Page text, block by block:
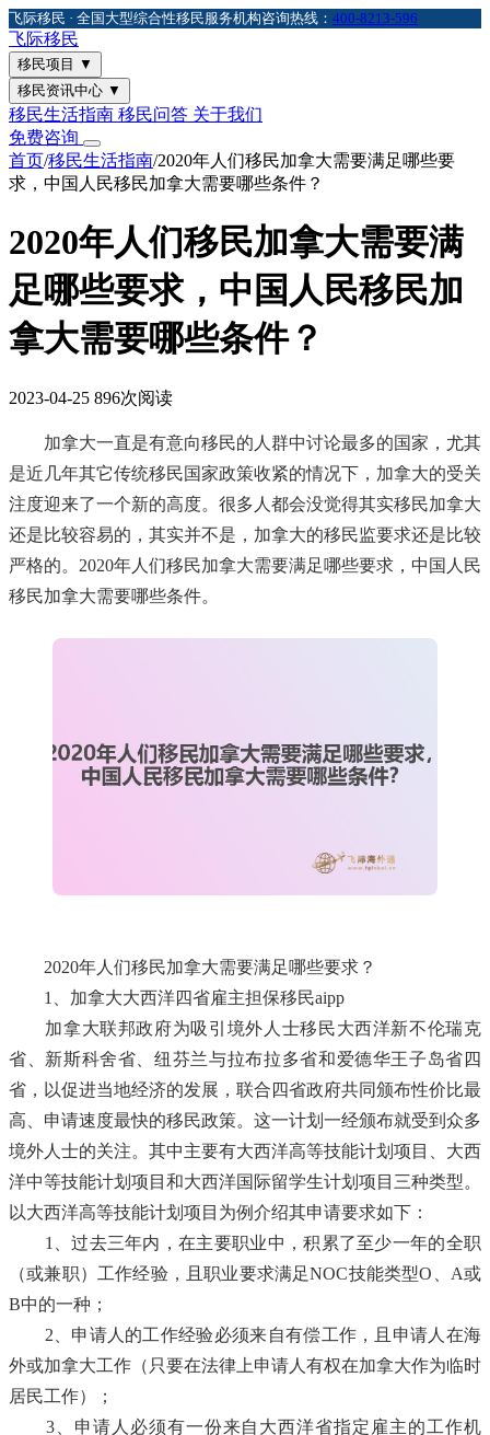
飞际移民 · 全国大型综合性移民服务机构咨询热线： 400-8213-596
飞际移民
移民项目 ▼
移民资讯中心 ▼
移民生活指南 移民问答 关于我们
免费咨询
首页/移民生活指南/2020年人们移民加拿大需要满足哪些要
求，中国人民移民加拿大需要哪些条件？
2020年人们移民加拿大需要满
足哪些要求，中国人民移民加
拿大需要哪些条件？
2023-04-25 896次阅读
加拿大一直是有意向移民的人群中讨论最多的国家，尤其
是近几年其它传统移民国家政策收紧的情况下，加拿大的受关
注度迎来了一个新的高度。很多人都会没觉得其实移民加拿大
还是比较容易的，其实并不是，加拿大的移民监要求还是比较
严格的。2020年人们移民加拿大需要满足哪些要求，中国人民
移民加拿大需要哪些条件。
2020年人们移民加拿大需要满足哪些要求？
1、加拿大大西洋四省雇主担保移民aipp
加拿大联邦政府为吸引境外人士移民大西洋新不伦瑞克
省、新斯科舍省、纽芬兰与拉布拉多省和爱德华王子岛省四
省，以促进当地经济的发展，联合四省政府共同颁布性价比最
高、申请速度最快的移民政策。这一计划一经颁布就受到众多
境外人士的关注。其中主要有大西洋高等技能计划项目、大西
洋中等技能计划项目和大西洋国际留学生计划项目三种类型。
以大西洋高等技能计划项目为例介绍其申请要求如下：
1、过去三年内，在主要职业中，积累了至少一年的全职
（或兼职）工作经验，且职业要求满足NOC技能类型O、A或
B中的一种；
2、申请人的工作经验必须来自有偿工作，且申请人在海
外或加拿大工作（只要在法律上申请人有权在加拿大作为临时
居民工作）；
3、申请人必须有一份来自大西洋省指定雇主的工作机